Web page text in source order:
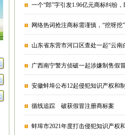
一个“郎”字引发1.96亿元商标纠纷
网络热词抢注商标需谨慎，“挖呀挖
山东省东营市河口区查处一起“云南
广西南宁警方侦破一起涉嫌制售
安徽蚌埠公布12起侵犯知识产权和
循线追踪 破获假冒注册商标案
蚌埠市2021年度打击侵犯知识产权